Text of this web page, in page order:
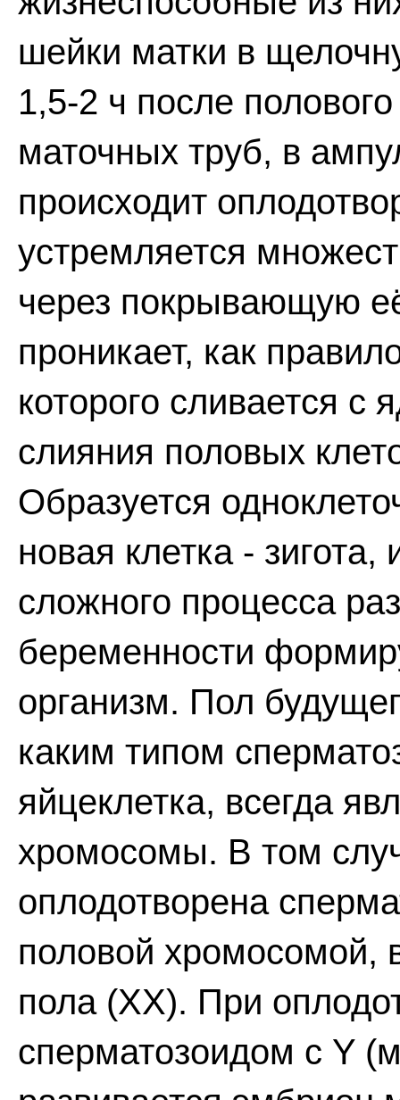
шейки матки в
1,5-2 ч после
маточных труб, в
происходит
устремляется
через покрывающую
проникает, как
которого сливается
слияния половых
Образуется
новая клетка - зигота,
сложного процесса
беременности
организм. Пол
каким типом
яйцеклетка, всегда
хромосомы. В том
оплодотворена
половой хромосомой,
пола (XX). При
сперматозоидом с Y